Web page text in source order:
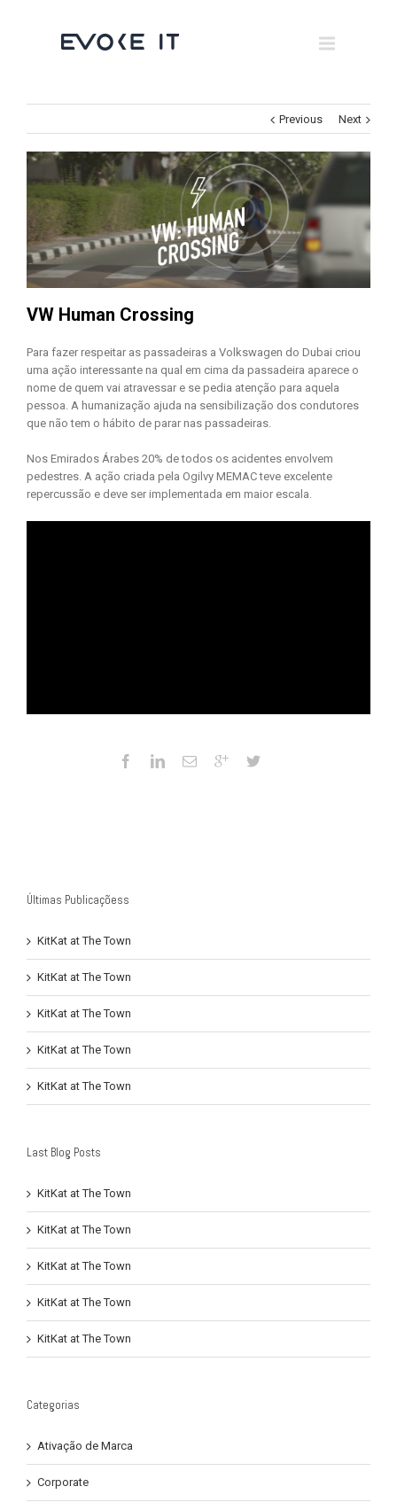
×
Museums
Corporate
All
Previous Next
VW Human Crossing
Para fazer respeitar as passadeiras a Volkswagen do Dubai criou
uma ação interessante na qual em cima da passadeira aparece o
nome de quem vai atravessar e se pedia atenção para aquela
pessoa. A humanização ajuda na sensibilização dos condutores
que não tem o hábito de parar nas passadeiras.
Nos Emirados Árabes 20% de todos os acidentes envolvem
pedestres. A ação criada pela Ogilvy MEMAC teve excelente
repercussão e deve ser implementada em maior escala.
Últimas Publicaçõess
KitKat at The Town
KitKat at The Town
KitKat at The Town
KitKat at The Town
KitKat at The Town
Last Blog Posts
KitKat at The Town
KitKat at The Town
KitKat at The Town
KitKat at The Town
KitKat at The Town
Categorias
Ativação de Marca
Corporate